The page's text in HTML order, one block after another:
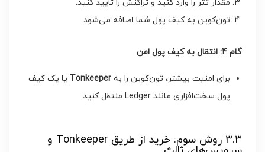
مقدار تتر را وارد کنید و تراکنش را تأیید کنید.
تون‌کوین به کیف پول شما اضافه می‌شود.
گام 4: انتقال به کیف پول امن
برای امنیت بیشتر، تون‌کوین را به Tonkeeper یا یک کیف
پول سخت‌افزاری مانند Ledger منتقل کنید.
3.3 روش سوم: خرید از طریق Tonkeeper و